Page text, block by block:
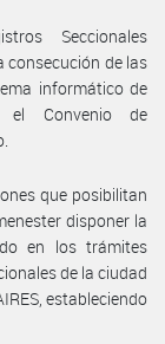
Seccionales
de las
informático de
el Convenio de
que posibilitan
disponer la
en los trámites
de la ciudad
estableciendo